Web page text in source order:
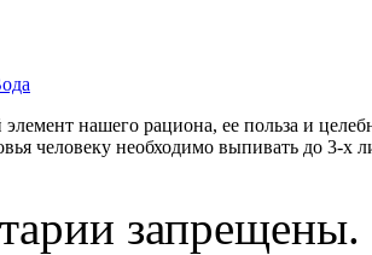
нашего рациона, ее польза и
человеку необходимо выпивать до 3-х
запрещены.